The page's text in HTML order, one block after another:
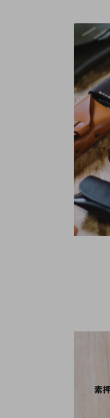
ていただきま
た丁寧なメー
気持ちのいい
姪もとても喜
しようかな♪
2019/02/04
プレゼントにお
喜んでいただけ
プの対応にご満
おります。今後
2018/08/11
プレゼント用